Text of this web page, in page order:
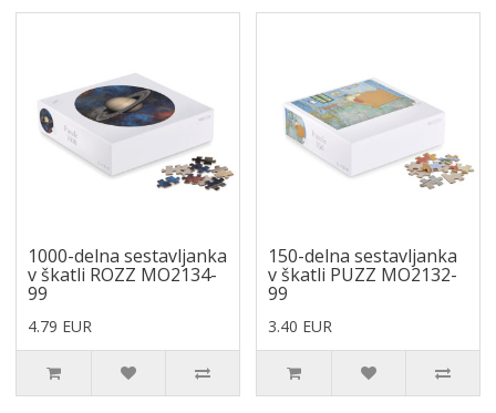
1000-delna sestavljanka
v škatli ROZZ MO2134-
99
4.79 EUR
150-delna sestavljanka
v škatli PUZZ MO2132-
99
3.40 EUR